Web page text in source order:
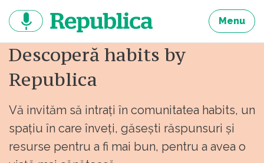
continut
Menu
Descoperă habits by
Republica
Vă invităm să intrați în comunitatea habits, un
spațiu în care înveți, găsești răspunsuri și
resurse pentru a fi mai bun, pentru a avea o